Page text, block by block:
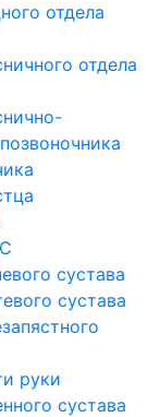
отдела
отдела
сустава
сустава
руки
сустава